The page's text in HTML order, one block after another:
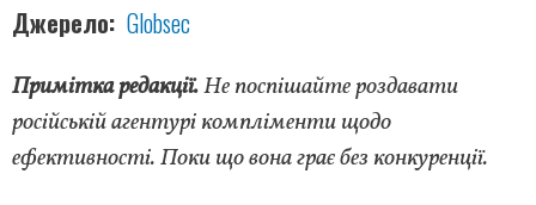
Джерело Globsec
Примітка редакції.Не поспішайте роздавати
російській агентурі компліменти щодо
ефективності. Поки що вона грає без конкуренції.